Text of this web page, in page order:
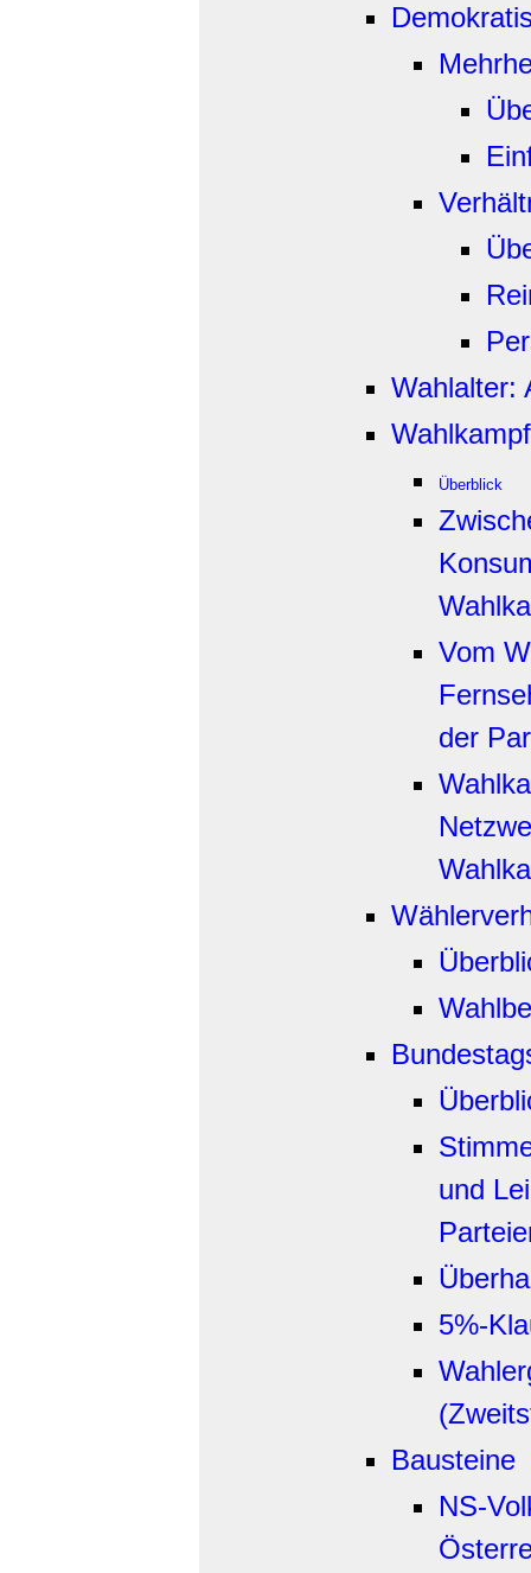
R
Wahlalter:
Wahlkampf
Überblick
Vom
der
und
5%-
Bausteine
NS-